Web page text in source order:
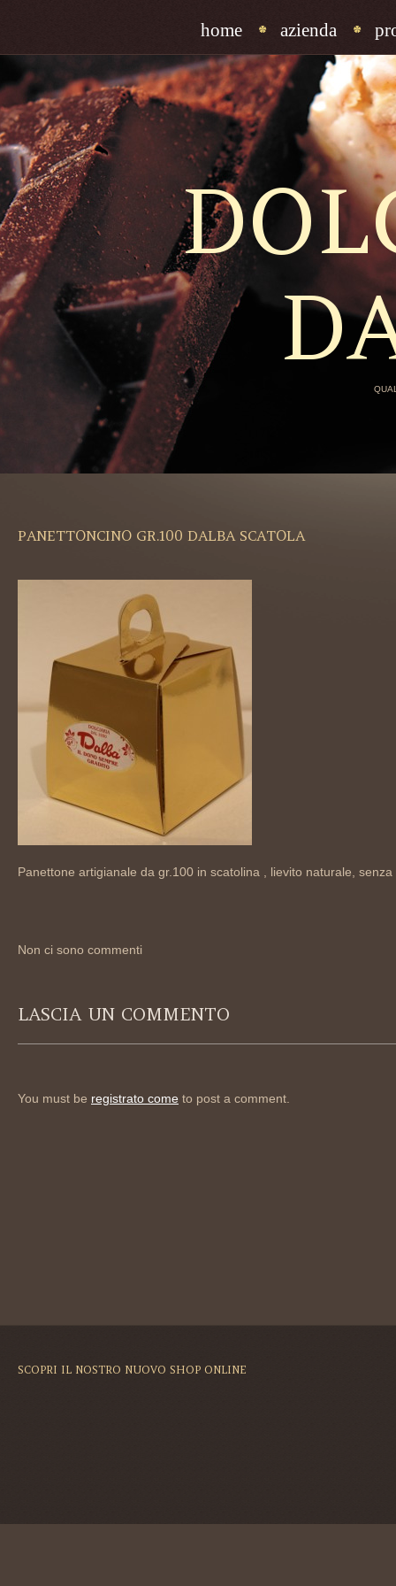
home azienda
PANETTONCINO GR.100 DALBA SCATOLA
Panettone artigianale da gr.100 in scatolina , lievito naturale,
Non ci sono commenti
LASCIA UN COMMENTO
You must be registrato come to post a comment.
SCOPRI IL NOSTRO NUOVO SHOP ONLINE